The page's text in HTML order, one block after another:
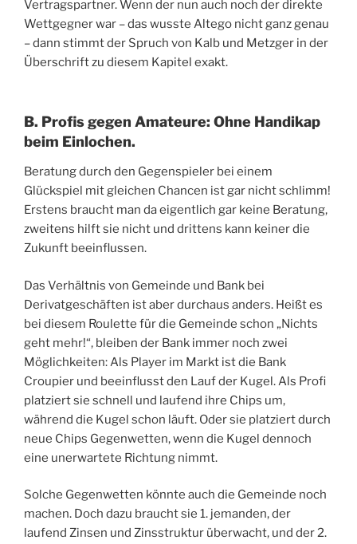
Vertragspartner. Wenn der nun auch noch der direkte
Wettgegner war – das wusste Altego nicht ganz genau
– dann stimmt der Spruch von Kalb und Metzger in der
Überschrift zu diesem Kapitel exakt.
B. Profis gegen Amateure: Ohne Handikap
beim Einlochen.
Beratung durch den Gegenspieler bei einem
Glückspiel mit gleichen Chancen ist gar nicht schlimm!
Erstens braucht man da eigentlich gar keine Beratung,
zweitens hilft sie nicht und drittens kann keiner die
Zukunft beeinflussen.
Das Verhältnis von Gemeinde und Bank bei
Derivatgeschäften ist aber durchaus anders. Heißt es
bei diesem Roulette für die Gemeinde schon „Nichts
geht mehr!“, bleiben der Bank immer noch zwei
Möglichkeiten: Als Player im Markt ist die Bank
Croupier und beeinflusst den Lauf der Kugel. Als Profi
platziert sie schnell und laufend ihre Chips um,
während die Kugel schon läuft. Oder sie platziert durch
neue Chips Gegenwetten, wenn die Kugel dennoch
eine unerwartete Richtung nimmt.
Solche Gegenwetten könnte auch die Gemeinde noch
machen. Doch dazu braucht sie 1. jemanden, der
laufend Zinsen und Zinsstruktur überwacht, und der 2.